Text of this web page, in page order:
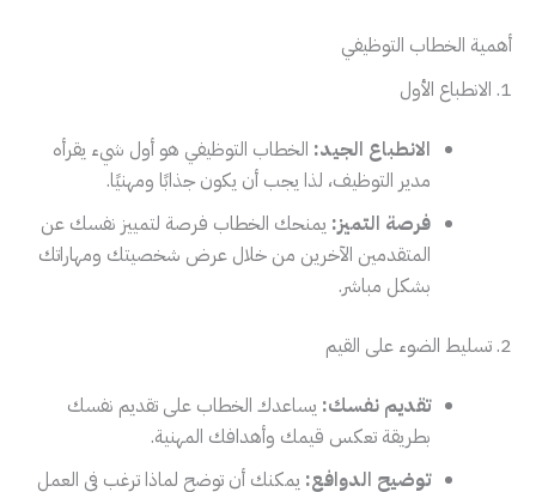
أهمية الخطاب التوظيفي
1. الانطباع الأول
الانطباع الجيد: الخطاب التوظيفي هو أول شيء يقرأه
مدير التوظيف، لذا يجب أن يكون جذابًا ومهنيًا.
فرصة التميز: يمنحك الخطاب فرصة لتمييز نفسك عن
المتقدمين الآخرين من خلال عرض شخصيتك ومهاراتك
بشكل مباشر.
2. تسليط الضوء على القيم
تقديم نفسك: يساعدك الخطاب على تقديم نفسك
بطريقة تعكس قيمك وأهدافك المهنية.
توضيح الدوافع: يمكنك أن توضح لماذا ترغب في العمل